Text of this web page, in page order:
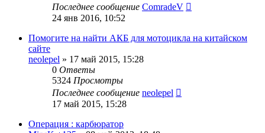
Последнее сообщение ComradeV
24 янв 2016, 10:52
Помогите на найти АКБ для мотоцикла на китайском
сайте
neolepel » 17 май 2015, 15:28
0 Ответы
5324 Просмотры
Последнее сообщение neolepel
17 май 2015, 15:28
Операция : карбюратор